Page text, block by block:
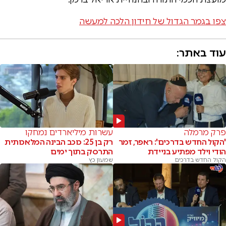
צפו בגמר הגדול של חידון הלכה למעשה
עוד באתר:
פרק מרמלה
'הקול החדש בדרכים': ראפר, זמר
הודי וילד מפתיע בניידת
הקול החדש בדרכים
עשרות מיליארדים נמחקו
רק בן 25: כוכב הבינה המלאכותית
התרסק בתוך ימים
שמעון כץ